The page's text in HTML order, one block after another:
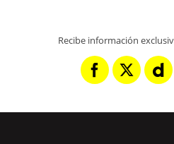
Recibe información